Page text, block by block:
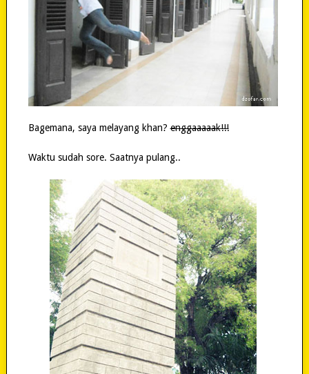
Bagemana, saya melayang khan?enggaaaaak!!!
Waktu sudah sore. Saatnya pulang..